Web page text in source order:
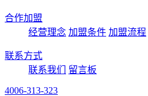
合作加盟
经营理念 加盟条件 加盟流程
联系方式
联系我们
留言板
4006-313-323